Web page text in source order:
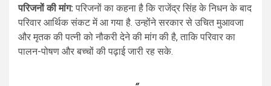
परिजनों की मांग: परिजनों का कहना है कि राजेंद्र सिंह के निधन के बाद
परिवार आर्थिक संकट में आ गया है. उन्होंने सरकार से उचित मुआवजा
और मृतक की पत्नी को नौकरी देने की मांग की है, ताकि परिवार का
पालन-पोषण और बच्चों की पढ़ाई जारी रह सके.